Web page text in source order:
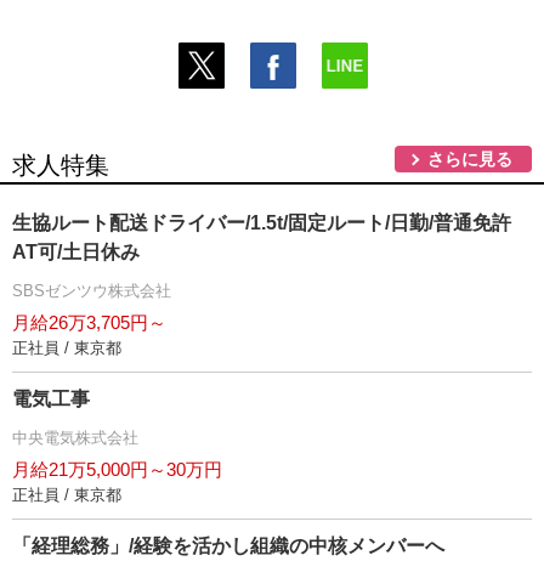
求人特集 さらに見る
生協ルート配送ドライバー/1.5t/固定ルート/日勤/普通免許
AT可/土日休み
SBSゼンツウ株式会社
月給26万3,705円～
正社員 / 東京都
電気工事
中央電気株式会社
月給21万5,000円～30万円
正社員 / 東京都
「経理総務」/経験を活かし組織の中核メンバーへ